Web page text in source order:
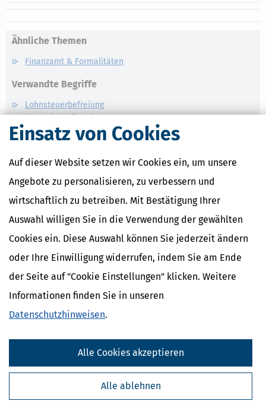
Einsatz von Cookies
Auf dieser Website setzen wir Cookies ein, um unsere
Angebote zu personalisieren, zu verbessern und
wirtschaftlich zu betreiben. Mit Bestätigung Ihrer
Auswahl willigen Sie in die Verwendung der gewählten
Cookies ein. Diese Auswahl können Sie jederzeit ändern
oder Ihre Einwilligung widerrufen, indem Sie am Ende
der Seite auf "Cookie Einstellungen" klicken. Weitere
Informationen finden Sie in unseren
Datenschutzhinweisen.
Alle ablehnen
Alle Cookies akzeptieren
Ähnliche Themen
Finanzamt & Formalitäten
Verwandte Begriffe
Lohnsteuerbefreiung
Steuerfreie Einnahmen
Lohnersatzleistungen: Definition und
Erklärung
Progressionsvorbehalt
Lohnsteuer
Kostenlose Steuertipps & News
Absenden
Steuertipps